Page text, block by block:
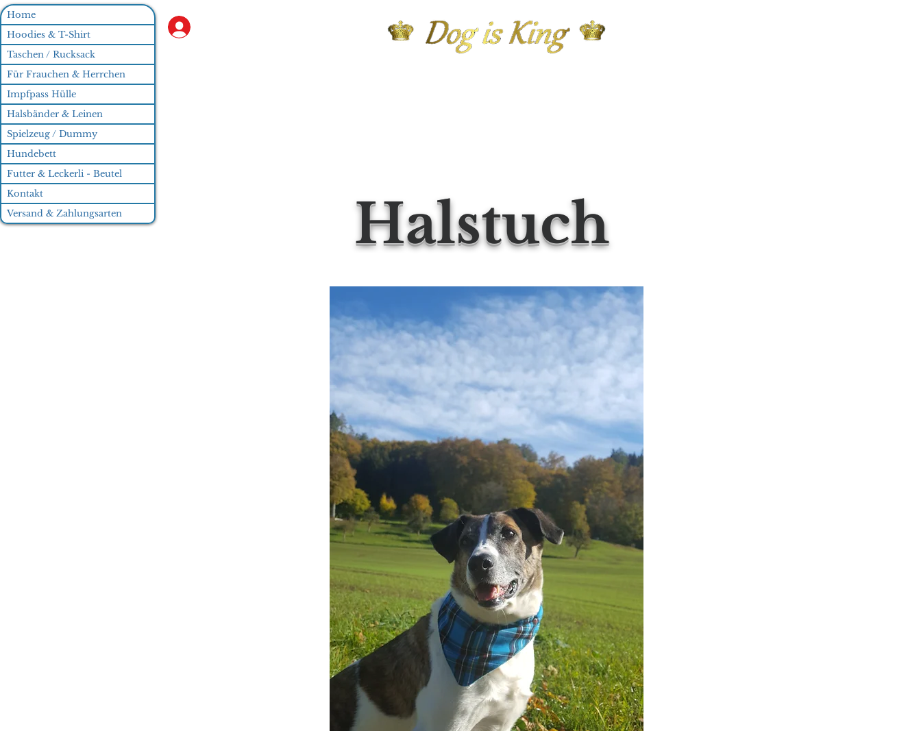
Home
Hoodies & T-Shirt
Taschen / Rucksack
Für Frauchen & Herrchen
Impfpass Hülle
Halsbänder & Leinen
Spielzeug / Dummy
Hundebett
Futter & Leckerli - Beutel
Kontakt
Versand & Zahlungsarten
Halstuch